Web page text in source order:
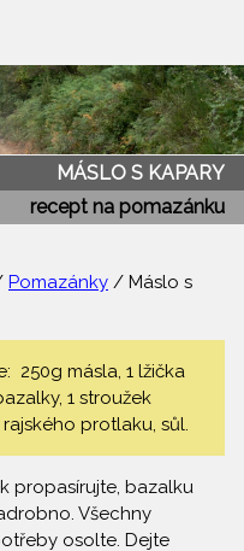
MÁSLO S KAPARY
recept na pomazánku
Pomazánky / Máslo s
250g másla, 1 lžička
1 stroužek
protlaku, sůl.
propasírujte, bazalku
Všechny
osolte. Dejte